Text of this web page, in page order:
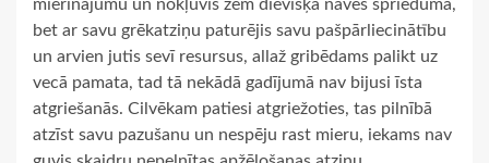
mierinājumu un nokļuvis zem dievišķā nāves sprieduma,
bet ar savu grēkatziņu paturējis savu pašpārliecinātību
un arvien jutis sevī resursus, allaž gribēdams palikt uz
vecā pamata, tad tā nekādā gadījumā nav bijusi īsta
atgriešanās. Cilvēkam patiesi atgriežoties, tas pilnībā
atzīst savu pazušanu un nespēju rast mieru, iekams nav